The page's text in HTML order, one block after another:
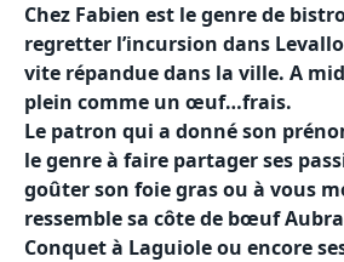
Chez Fabien est le genre de
regretter l’incursion dans
vite répandue dans la ville. A
plein comme un œuf…frais.
Le patron qui a donné son
le genre à faire partager ses
goûter son foie gras ou à vous
ressemble sa côte de bœuf
Conquet à Laguiole ou encore